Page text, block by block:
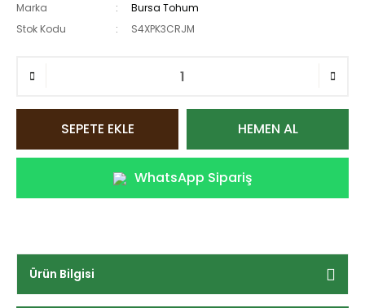
Marka
Bursa Tohum
Stok Kodu
S4XPK3CRJM
SEPETE EKLE HEMEN AL
WhatsApp Sipariş
Ürün Bilgisi